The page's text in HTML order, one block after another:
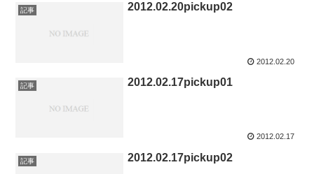
記事 2012.02.20pickup02
2012.02.20
記事 2012.02.17pickup01
2012.02.17
記事 2012.02.17pickup02